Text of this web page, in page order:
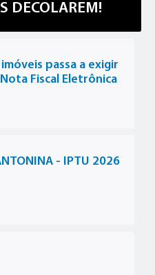
DECOLAREM!
passa a exigir
Fiscal Eletrônica
- IPTU 2026